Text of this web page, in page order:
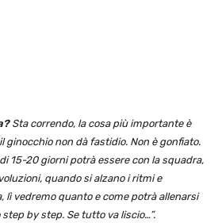
Sta correndo, la cosa più importante è
ginocchio non dà fastidio. Non è gonfiato.
15-20 giorni potrà essere con la squadra,
quando si alzano i ritmi e
lì vedremo quanto e come potrà allenarsi
by step. Se tutto va liscio…”.